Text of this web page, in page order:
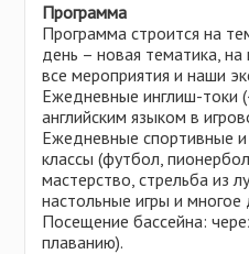
Программа
Программа строится на
день – новая тематика,
все мероприятия и наши
Ежедневные инглиш-токи
английским языком в
Ежедневные спортивные
классы (футбол,
мастерство, стрельба из
настольные игры и многое
Посещение бассейна:
плаванию).